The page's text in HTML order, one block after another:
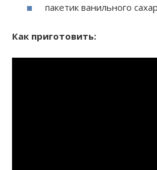
пакетик ванильного
Как приготовить: